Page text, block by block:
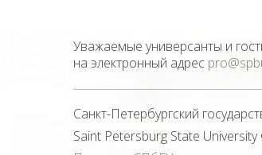
Saint Petersburg State University
Уважаемые универсанты и
на электронный адрес
Санкт-Петербургский